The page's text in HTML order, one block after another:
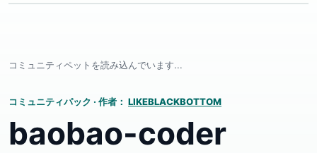
コミュニティペットを読み込んでいます...
コミュニティパック · 作者： LIKEBLACKBOTTOM
baobao-coder